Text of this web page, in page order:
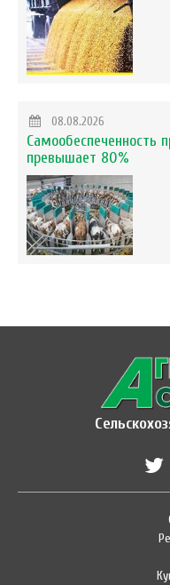
08.08.2026
Самообеспеченность
превышает 80%